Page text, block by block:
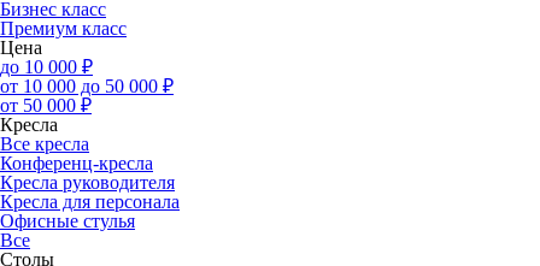
Бизнес класс
Премиум класс
Цена
до 10 000 ₽
от 10 000 до 50 000 ₽
от 50 000 ₽
Кресла
Все кресла
Конференц-кресла
Кресла руководителя
Кресла для персонала
Офисные стулья
Все
Столы